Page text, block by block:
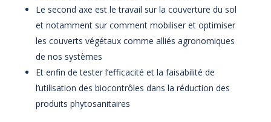
Le second axe est le travail sur la couverture du sol
et notamment sur comment mobiliser et optimiser
les couverts végétaux comme alliés agronomiques
de nos systèmes
Et enfin de tester l’efficacité et la faisabilité de
l’utilisation des biocontrôles dans la réduction des
produits phytosanitaires